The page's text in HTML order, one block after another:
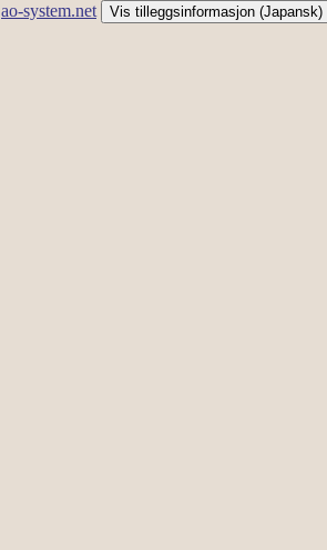
ao-system.net Vis tilleggsinformasjon (Japansk)